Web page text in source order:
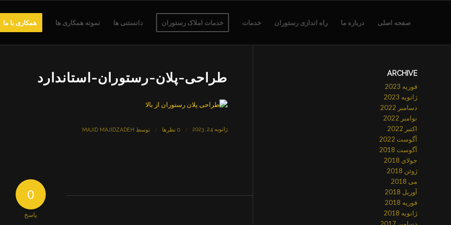
صفحه اصلی درباره ما راه اندازی رستوران خدمات خدمات املاک رستوران دانستنی ها نمونه همکاری ها همکاری با ما
طراحی-پلان-رستوران-استاندارد
ژانویه 24, 2023 / 0 نظرها / توسط MAJID MAJIDZADEH
0
پاسخ
ARCHIVE
فوریه 2023
ژانویه 2023
دسامبر 2022
نوامبر 2022
اکتبر 2022
آگوست 2022
آگوست 2018
جولای 2018
ژوئن 2018
می 2018
آوریل 2018
فوریه 2018
ژانویه 2018